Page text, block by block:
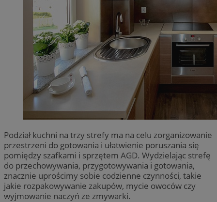
Podział kuchni na trzy strefy ma na celu zorganizowanie
przestrzeni do gotowania i ułatwienie poruszania się
pomiędzy szafkami i sprzętem AGD. Wydzielając strefę
do przechowywania, przygotowywania i gotowania,
znacznie uprościmy sobie codzienne czynności, takie
jakie rozpakowywanie zakupów, mycie owoców czy
wyjmowanie naczyń ze zmywarki.